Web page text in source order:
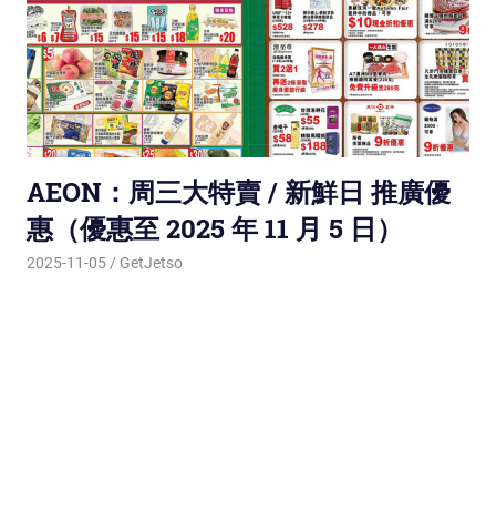
AEON：周三大特賣 / 新鮮日 推廣優
惠（優惠至 2025 年 11 月 5 日）
2025-11-05 GetJetso